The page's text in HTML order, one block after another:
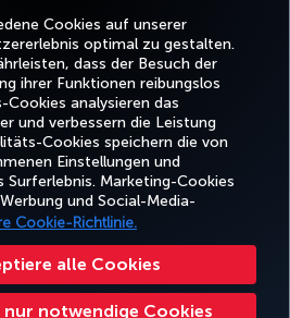
Cookies auf unserer
optimal zu gestalten.
dass der Besuch der
ihrer Funktionen reibungslos
analysieren das
und verbessern die Leistung
Cookies speichern die von
Einstellungen und
Surferlebnis. Marketing-Cookies
und Social-Media-
Cookie-Richtlinie.
alle Cookies
nur notwendige Cookies
YouTubeLinkedIn
TikTokBlog
UND
HILFE
TURKISH
AIRLINES
HOLIDAYS
Einstellungen ändern Rechte betroffener Personen in der EU
32 0 2 620 0 849